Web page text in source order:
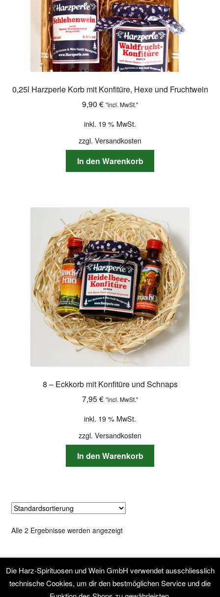
Widerrufsbelehrung
Zahlungsarten
0,25l Harzperle Korb mit Konfitüre, Hexe und Fruchtwein
9,90 € "incl. MwSt."
inkl. 19 % MwSt.
zzgl. Versandkosten
In den Warenkorb
8 – Eckkorb mit Konfitüre und Schnaps
7,95€ "incl. MwSt."
inkl. 19 % MwSt.
zzgl. Versandkosten
In den Warenkorb
Alle 2 Ergebnisse werden angezeigt
Die Harz-Spirituosen und Wein GmbH verwendet ausschliesslich
technische Cookies, um dir den bestmöglichen Service und die